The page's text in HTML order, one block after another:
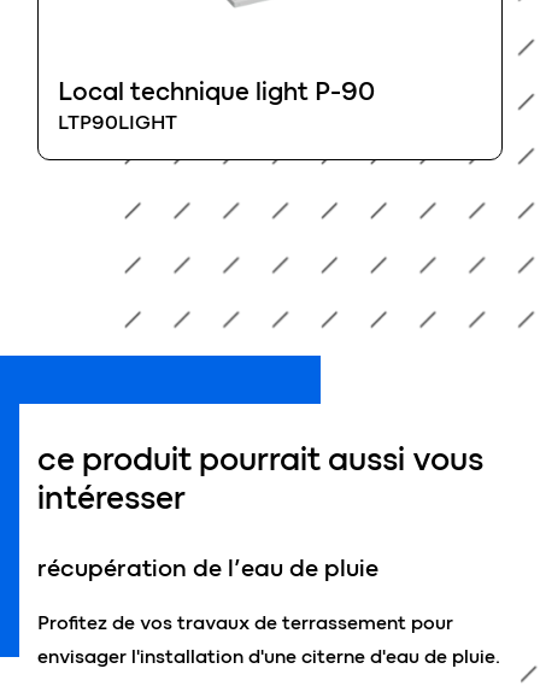
Local technique light P-90
LTP90LIGHT
ce produit pourrait aussi vous
intéresser
récupération de l’eau de pluie
Profitez de vos travaux de terrassement pour
envisager l'installation d'une citerne d'eau de pluie.